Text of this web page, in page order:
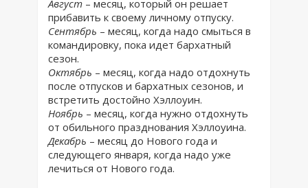
Август – месяц, который он решает
прибавить к своему личному отпуску.
Сентябрь – месяц, когда надо смыться в
командировку, пока идет бархатный
сезон.
Октябрь – месяц, когда надо отдохнуть
после отпусков и бархатных сезонов, и
встретить достойно Хэллоуин.
Ноябрь – месяц, когда нужно отдохнуть
от обильного празднования Хэллоуина.
Декабрь – месяц до Нового года и
следующего января, когда надо уже
лечиться от Нового года.